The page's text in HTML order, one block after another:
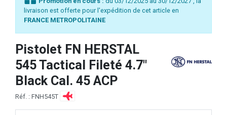
livraison est offerte pour l'expédition de cet article en
FRANCE METROPOLITAINE
Pistolet FN HERSTAL
545 Tactical Fileté 4.7"
Black Cal. 45 ACP
Réf. : FNH545T